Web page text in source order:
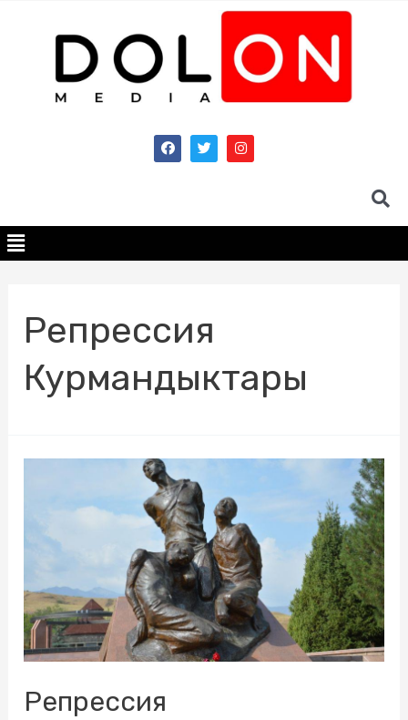
Репрессия
Курмандыктары
Репрессия